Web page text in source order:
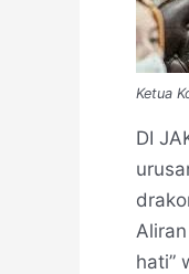
Ketua
DI
hati”